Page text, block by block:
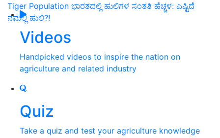
Videos
Handpicked videos to inspire the nation on
agriculture and related industry
Quiz
Take a quiz and test your agriculture knowledge
Tiger Population ಭಾರತದಲ್ಲಿ ಹುಲಿಗಳ ಸಂತತಿ ಹೆಚ್ಚಳ: ಎಷ್ಟಿದೆ
ನಮಲ್ಲಿ ಹುಲಿ?!